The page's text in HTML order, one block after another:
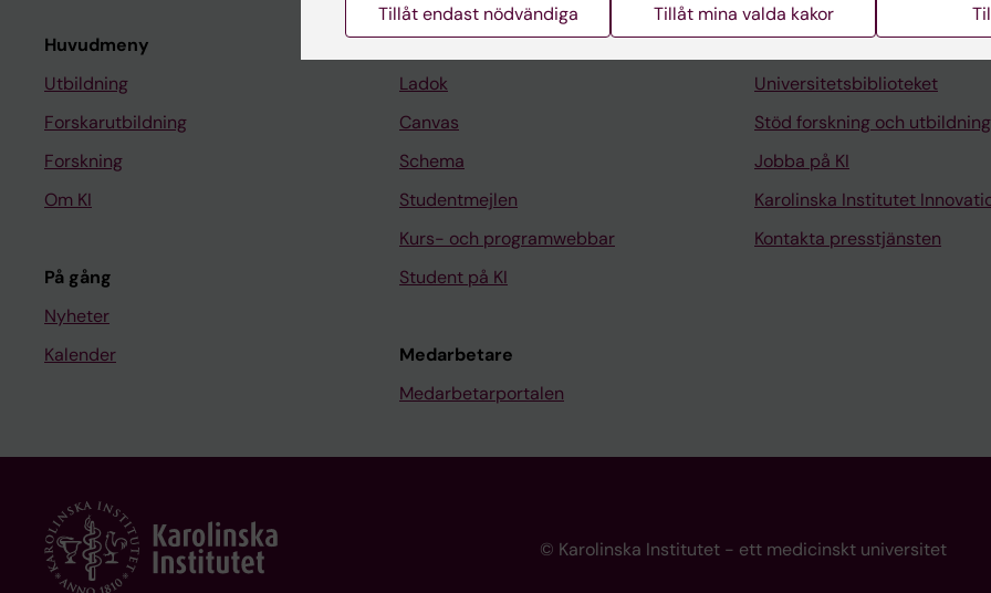
Huvudmeny
Utbildning
Forskarutbildning
Forskning
Om KI
På gång
Nyheter
Kalender
Student
Ladok
Canvas
Schema
Studentmejlen
Kurs- och programwebbar
Student på KI
Medarbetare
Medarbetarportalen
Kontakta och besök KI
Universitetsbiblioteket
Stöd forskning och utbildning
Jobba på KI
Karolinska Institutet
Kontakta presstjänsten
© Karolinska Institutet - ett medicinskt universitet
Tillåt endast nödvändiga Tillåt mina valda kakor